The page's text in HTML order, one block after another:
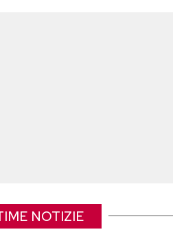
una famiglia affiatata,
NOTIZIE